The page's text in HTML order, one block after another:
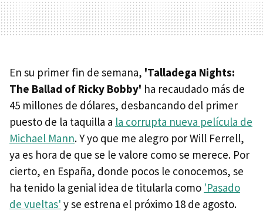
En su primer fin de semana, 'Talladega Nights:
The Ballad of Ricky Bobby' ha recaudado más de
45 millones de dólares, desbancando del primer
puesto de la taquilla a la corrupta nueva película de
Michael Mann. Y yo que me alegro por Will Ferrell,
ya es hora de que se le valore como se merece. Por
cierto, en España, donde pocos le conocemos, se
ha tenido la genial idea de titularla como 'Pasado
de vueltas' y se estrena el próximo 18 de agosto.